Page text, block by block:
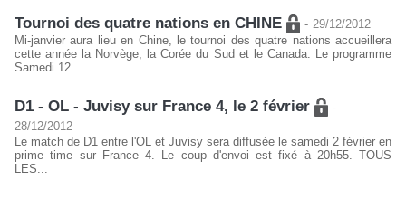
Tournoi des quatre nations en CHINE - 29/12/2012
Mi-janvier aura lieu en Chine, le tournoi des quatre nations accueillera
cette année la Norvège, la Corée du Sud et le Canada. Le programme
Samedi 12...
D1 - OL - Juvisy sur France 4, le 2 février
-
28/12/2012
Le match de D1 entre l'OL et Juvisy sera diffusée le samedi 2 février en
prime time sur France 4. Le coup d'envoi est fixé à 20h55. TOUS
LES...